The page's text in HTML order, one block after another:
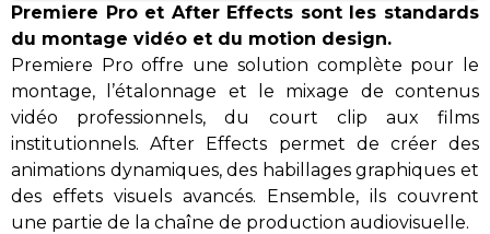
Premiere Pro et After Effects sont les standards
du montage vidéo et du motion design.
Premiere Pro offre une solution complète pour le
montage, l’étalonnage et le mixage de contenus
vidéo professionnels, du court clip aux films
institutionnels. After Effects permet de créer des
animations dynamiques, des habillages graphiques et
des effets visuels avancés. Ensemble, ils couvrent
une partie de la chaîne de production audiovisuelle.